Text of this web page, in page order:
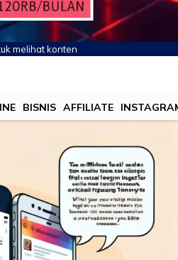
melihat konten
BISNIS AFFILIATE